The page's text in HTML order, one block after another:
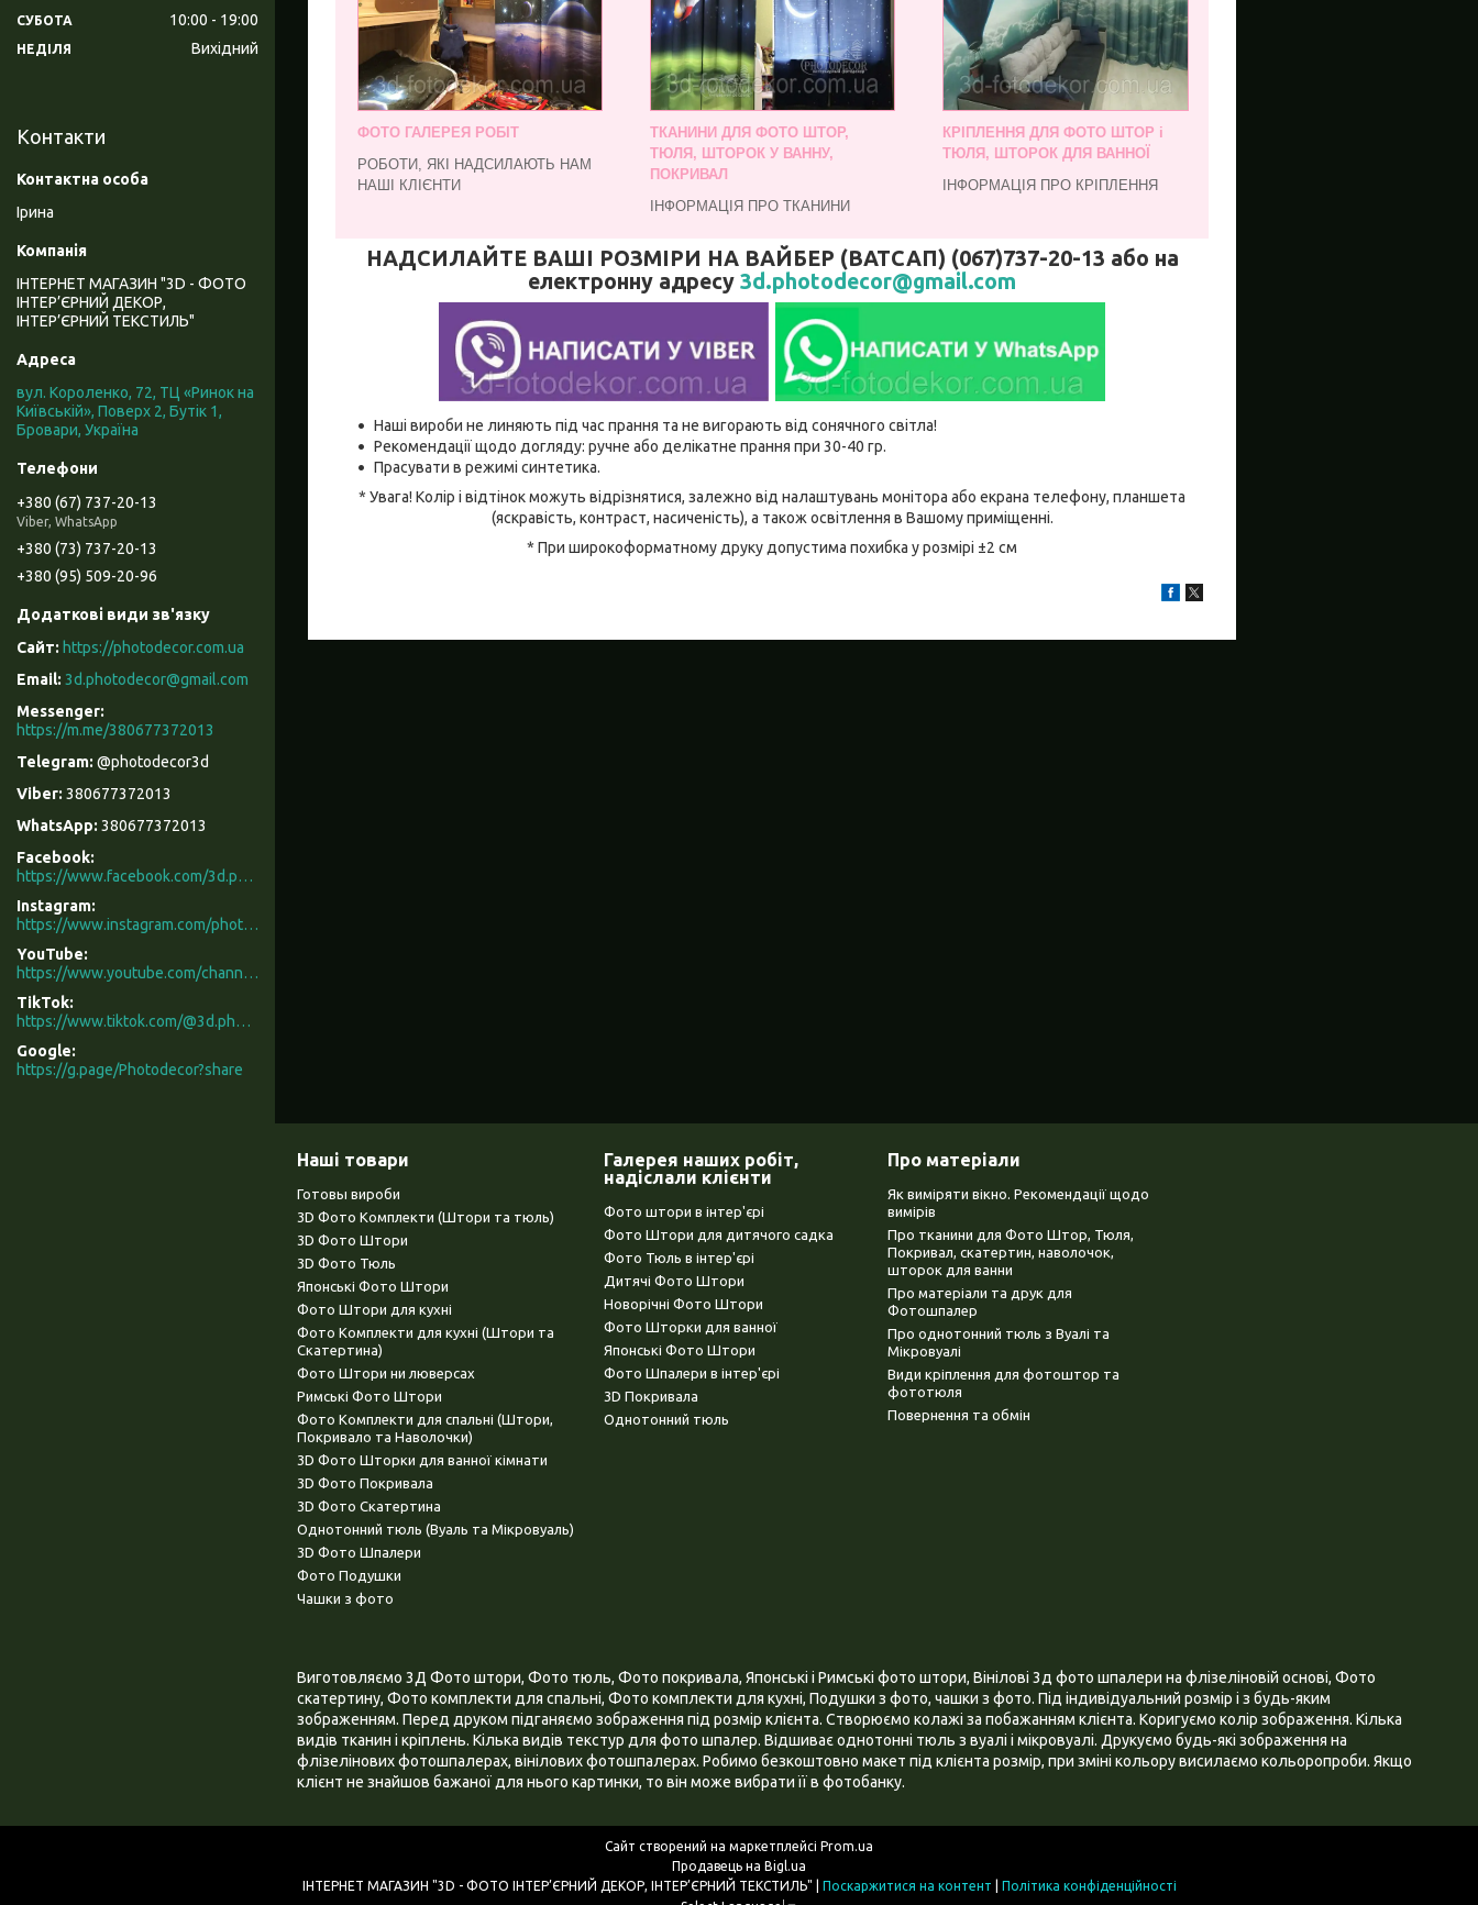
ФОТО ГАЛЕРЕЯ РОБІТ
РОБОТИ, ЯКІ НАДСИЛАЮТЬ НАМ
НАШІ КЛІЄНТИ
ТКАНИНИ ДЛЯ ФОТО ШТОР,
ТЮЛЯ, ШТОРОК У ВАННУ,
ПОКРИВАЛ
ІНФОРМАЦІЯ ПРО ТКАНИНИ
КРІПЛЕННЯ ДЛЯ ФОТО ШТОР і
ТЮЛЯ, ШТОРОК ДЛЯ ВАННОЇ
ІНФОРМАЦІЯ ПРО КРІПЛЕННЯ
НАДСИЛАЙТЕ ВАШІ РОЗМІРИ НА ВАЙБЕР (ВАТСАП) (067)737-20-13 або на
електронну адресу 3d.photodecor@gmail.com
Наші вироби не линяють під час прання та не вигорають від сонячного світла!
Рекомендації щодо догляду: ручне або делікатне прання при 30-40 гр.
Прасувати в режимі синтетика.
* Увага! Колір і відтінок можуть відрізнятися, залежно від налаштувань монітора або екрана телефону, планшета
(яскравість, контраст, насиченість), а також освітлення в Вашому приміщенні.
* При широкоформатному друку допустима похибка у розмірі ±2 см
СУБОТА 10:00 19:00
НЕДІЛЯ Вихідний
Контакти
Ірина
ІНТЕРНЕТ МАГАЗИН "3D - ФОТО
ІНТЕР’ЄРНИЙ ДЕКОР,
ІНТЕР’ЄРНИЙ ТЕКСТИЛЬ"
вул. Короленко, 72, ТЦ «Ринок на
Київській», Поверх 2, Бутік 1,
Бровари, Україна
+380 (67) 737-20-13
Viber, WhatsApp
+380 (73) 737-20-13
+380 (95) 509-20-96
https://photodecor.com.ua
3d.photodecor@gmail.com
https://m.me/380677372013
@photodecor3d
380677372013
380677372013
Facebook
https://www.facebook.com/3d.photodecor/
Instagram
https://www.instagram.com/photodecor.com.ua/
YouTube
https://www.youtube.com/channel/UCXCUerfqRY1Pw7-IptdbqyA/videos
TikTok
https://www.tiktok.com/@3d.photodecor?is_from_webapp=1&sender_device=pc
Google
https://g.page/Photodecor?share
Наші товари
Готовы вироби
3D Фото Комплекти (Штори та тюль)
3D Фото Штори
3D Фото Тюль
Японські Фото Штори
Фото Штори для кухні
Фото Комплекти для кухні (Штори та
Скатертина)
Фото Штори ни люверсах
Римські Фото Штори
Фото Комплекти для спальні (Штори,
Покривало та Наволочки)
3D Фото Шторки для ванної кімнати
3D Фото Покривала
3D Фото Скатертина
Однотонний тюль (Вуаль та Мікровуаль)
3D Фото Шпалери
Фото Подушки
Чашки з фото
Галерея наших робіт,
надіслали клієнти
Фото штори в інтер'єрі
Фото Штори для дитячого садка
Фото Тюль в інтер'єрі
Дитячі Фото Штори
Новорічні Фото Штори
Фото Шторки для ванної
Японські Фото Штори
Фото Шпалери в інтер'єрі
3D Покривала
Однотонний тюль
Про матеріали
Як виміряти вікно. Рекомендації щодо
вимірів
Про тканини для Фото Штор, Тюля,
Покривал, скатертин, наволочок,
шторок для ванни
Про матеріали та друк для
Фотошпалер
Про однотонний тюль з Вуалі та
Мікровуалі
Види кріплення для фотоштор та
фототюля
Повернення та обмін
Виготовляємо 3Д Фото штори, Фото тюль, Фото покривала, Японські і Римські фото штори, Вінілові 3д фото шпалери на флізеліновій основі, Фото
скатертину, Фото комплекти для спальні, Фото комплекти для кухні, Подушки з фото, чашки з фото. Під індивідуальний розмір і з будь-яким
зображенням. Перед друком підганяємо зображення під розмір клієнта. Створюємо колажі за побажанням клієнта. Коригуємо колір зображення. Кілька
видів тканин і кріплень. Кілька видів текстур для фото шпалер. Відшиває однотонні тюль з вуалі і мікровуалі. Друкуємо будь-які зображення на
флізелінових фотошпалерах, вінілових фотошпалерах. Робимо безкоштовно макет під клієнта розмір, при зміні кольору висилаємо кольоропроби. Якщо
клієнт не знайшов бажаної для нього картинки, то він може вибрати її в фотобанку.
Сайт створений на маркетплейсі Prom.ua
Продавець на Bigl.ua
Поскаржитися на контент
Політика конфіденційності